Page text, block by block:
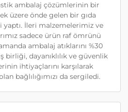
ambalaj çözümlerinin bir
üzere önde gelen bir gıda
İleri malzemelerimiz ve
sadece ürün raf ömrünü
ambalaj atıklarını %30
birliği, dayanıklılık ve güvenlik
ihtiyaçlarını karşılarak
bağlılığımızı da sergiledi.